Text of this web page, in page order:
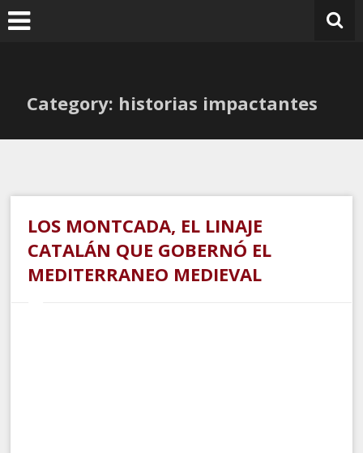
Ir
al
Category: historias impactantes
LOS MONTCADA, EL LINAJE
CATALÁN QUE GOBERNÓ EL
MEDITERRANEO MEDIEVAL